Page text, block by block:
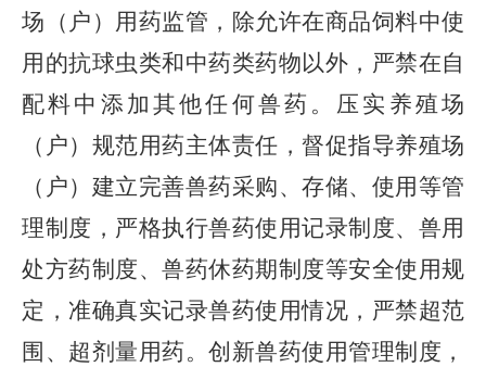
场（户）用药监管，除允许在商品饲料中使
用的抗球虫类和中药类药物以外，严禁在自
配料中添加其他任何兽药。压实养殖场
（户）规范用药主体责任，督促指导养殖场
（户）建立完善兽药采购、存储、使用等管
理制度，严格执行兽药使用记录制度、兽用
处方药制度、兽药休药期制度等安全使用规
定，准确真实记录兽药使用情况，严禁超范
围、超剂量用药。创新兽药使用管理制度，